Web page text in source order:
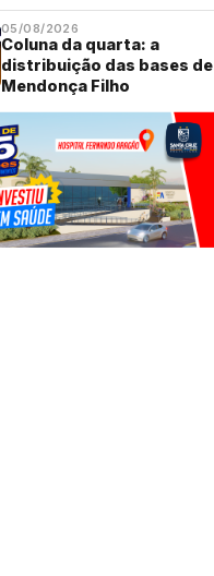
05/08/2026
Coluna da quarta: a
distribuição das bases de
Mendonça Filho